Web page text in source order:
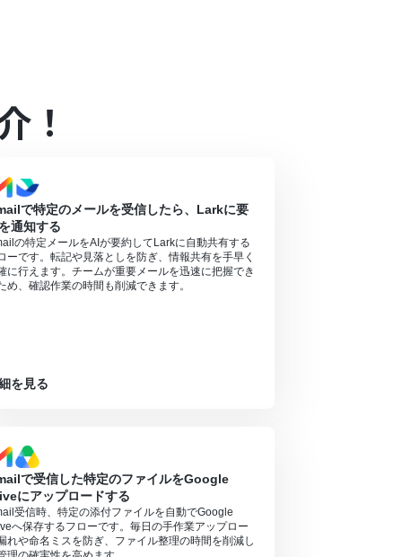
！
で特定のメールを受信したら、Larkに要
通知する
の特定メールをAIが要約してLarkに自動共有する
ーです。転記や見落としを防ぎ、情報共有を手早く
に行えます。チームが重要メールを迅速に把握でき
め、確認作業の時間も削減できます。
を見る
で受信した特定のファイルをGoogle
にアップロードする
受信時、特定の添付ファイルを自動でGoogle
へ保存するフローです。毎日の手作業アップロー
れや命名ミスを防ぎ、ファイル整理の時間を削減し